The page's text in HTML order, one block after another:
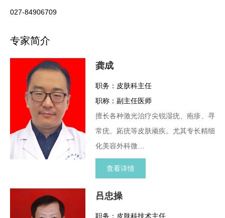
027-84906709
专家简介
龚成
职务：皮肤科主任
职称：副主任医师
擅长各种激光治疗尖锐湿疣、疱疹、寻
常疣、跖疣等皮肤顽疾。尤其专长精细
化美容外科微…
查看详情
吕忠操
职务：皮肤科技术主任